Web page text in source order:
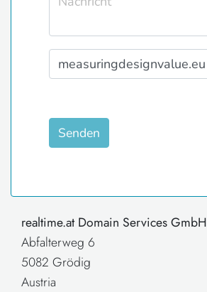
Senden
realtime.at Domain Services GmbH
Abfalterweg 6
5082 Grödig
Austria